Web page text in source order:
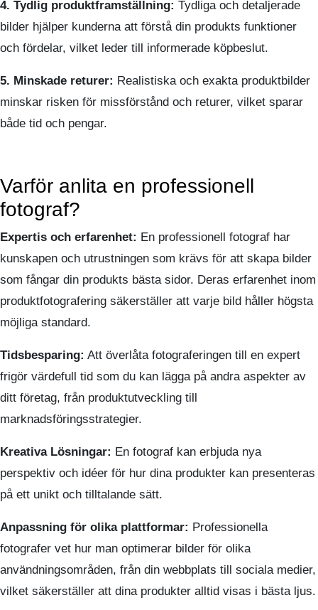
4. Tydlig produktframställning: Tydliga och detaljerade
bilder hjälper kunderna att förstå din produkts funktioner
och fördelar, vilket leder till informerade köpbeslut.
5. Minskade returer: Realistiska och exakta produktbilder
minskar risken för missförstånd och returer, vilket sparar
både tid och pengar.
Varför anlita en professionell
fotograf?
Expertis och erfarenhet: En professionell fotograf har
kunskapen och utrustningen som krävs för att skapa bilder
som fångar din produkts bästa sidor. Deras erfarenhet inom
produktfotografering säkerställer att varje bild håller högsta
möjliga standard.
Tidsbesparing: Att överlåta fotograferingen till en expert
frigör värdefull tid som du kan lägga på andra aspekter av
ditt företag, från produktutveckling till
marknadsföringsstrategier.
Kreativa Lösningar: En fotograf kan erbjuda nya
perspektiv och idéer för hur dina produkter kan presenteras
på ett unikt och tilltalande sätt.
Anpassning för olika plattformar: Professionella
fotografer vet hur man optimerar bilder för olika
användningsområden, från din webbplats till sociala medier,
vilket säkerställer att dina produkter alltid visas i bästa ljus.